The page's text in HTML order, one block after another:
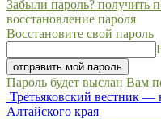
Забыли пароль? получить
восстановление пароля
Восстановите свой пароль
Пароль будет выслан Вам
Третьяковский вестник —
Алтайского края